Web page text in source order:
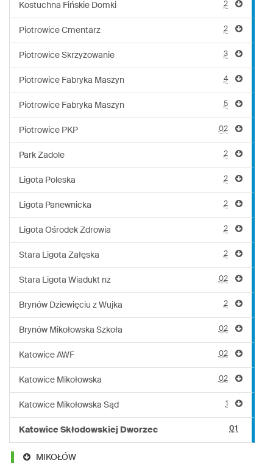
Kostuchna Fińskie Domki 2
Piotrowice Cmentarz 2
Piotrowice Skrzyżowanie 3
Piotrowice Fabryka Maszyn 4
Piotrowice Fabryka Maszyn 5
Piotrowice PKP 02
Park Zadole 2
Ligota Poleska 2
Ligota Panewnicka 2
Ligota Ośrodek Zdrowia 2
Stara Ligota Załęska 2
Stara Ligota Wiadukt nż 02
Brynów Dziewięciu z Wujka 2
Brynów Mikołowska Szkoła 02
Katowice AWF 02
Katowice Mikołowska 02
Katowice Mikołowska Sąd 1
Katowice Skłodowskiej Dworzec 01
MIKOŁÓW